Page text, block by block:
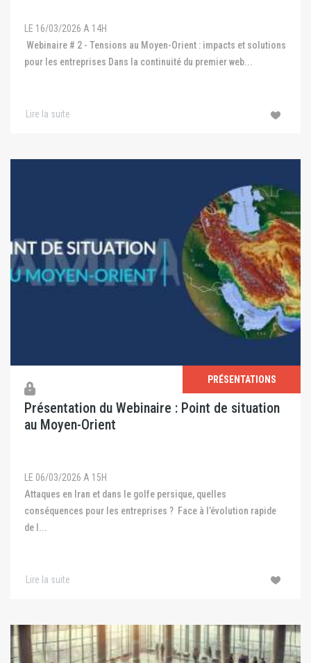
LE 16/03/2026 A 14H
Webinaire # 2 - Tensions au Moyen-Orient : impacts et solutions
pour les entreprises Dans la continuité du premier web...
Lire la suite
PRÉSENTATIONS
Présentation du Webinaire : Point de situation
au Moyen-Orient
LE 06/03/2026 A 15H
Attaques en Iran et dans le golfe persique, quelles
conséquences pour les entreprises ? Face à l’évolution rapide
de l...
Lire la suite